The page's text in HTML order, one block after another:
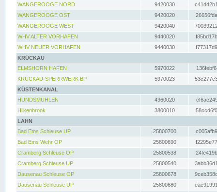
WANGEROOGE NORD
9420030
WANGEROOGE OST
9420020
WANGEROOGE WEST
9420040
WHV ALTER VORHAFEN
9440020
WHV NEUER VORHAFEN
9440030
KRÜCKAU
ELMSHORN HAFEN
5970022
KRÜCKAU-SPERRWERK BP
5970023
KÜSTENKANAL
HUNDSMÜHLEN
4960020
Hilkenbrook
3800010
LAHN
Bad Ems Schleuse UP
25800700
Bad Ems Wehr OP
25800690
Cramberg Schleuse OP
25800538
Cramberg Schleuse UP
25800540
Dausenau Schleuse OP
25800678
Dausenau Schleuse UP
25800680